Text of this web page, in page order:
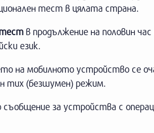
тест в цялата страна.
тест в продължение на половин час
език.
на мобилното устройство се
тих (безшумен) режим.
съобщение за устройства с